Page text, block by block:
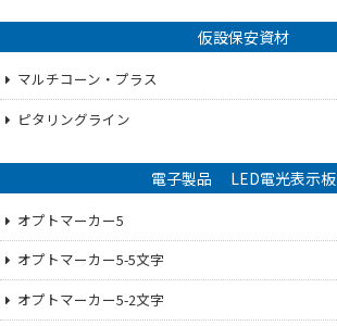
仮設保安資材
マルチコーン・プラス
ピタリングライン
電子製品 LED電光表示板
オプトマーカー5
オプトマーカー5-5文字
オプトマーカー5-2文字